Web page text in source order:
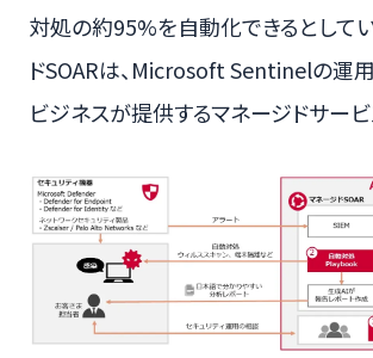
対処の約95%を自動化できるとして
ドSOARは、Microsoft Sentinelの運
ビジネスが提供するマネージドサービ